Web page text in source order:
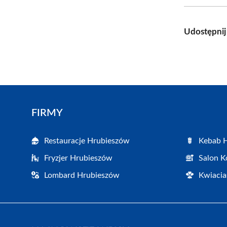
Udostępnij
FIRMY
Restauracje Hrubieszów Kebab
Fryzjer Hrubieszów Salon
Lombard Hrubieszów